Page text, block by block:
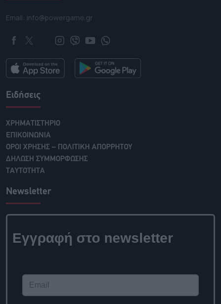
Email: info@powergame.gr
Ειδήσεις
ΧΡΗΜΑΤΙΣΤΗΡΙΟ
ΕΠΙΚΟΙΝΩΝΙΑ
ΟΡΟΙ ΧΡΗΣΗΣ – ΠΟΛΙΤΙΚΗ ΑΠΟΡΡΗΤΟΥ
ΔΗΛΩΣΗ ΣΥΜΜΟΡΦΩΣΗΣ
ΤΑΥΤΟΤΗΤΑ
Newsletter
Εγγραφή στο newsletter